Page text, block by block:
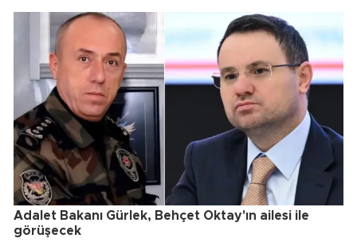
Adalet Bakanı Gürlek, Behçet Oktay'ın ailesi ile
görüşecek